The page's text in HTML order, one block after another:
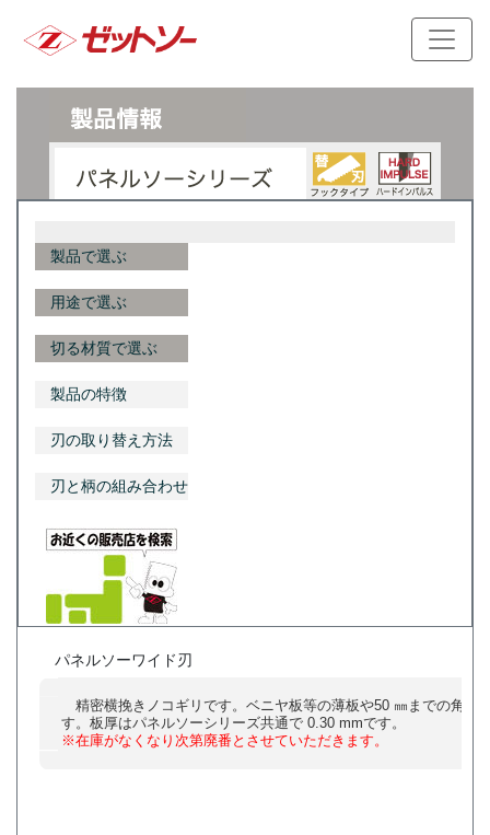
製品で選ぶ
用途で選ぶ
切る材質で選ぶ
製品の特徴
刃の取り替え方法
刃と柄の組み合わせ
パネルソーワイド刃
精密横挽きノコギリです。ベニヤ板等の薄板や50 ㎜までの角材
す。板厚はパネルソーシリーズ共通で 0.30 mmです。
※在庫がなくなり次第廃番とさせていただきます。